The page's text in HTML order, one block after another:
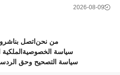
2026-08-09
من نحن اتصل بنا
سياسة الخصوصية
سياسة التصحيح وحق الرد